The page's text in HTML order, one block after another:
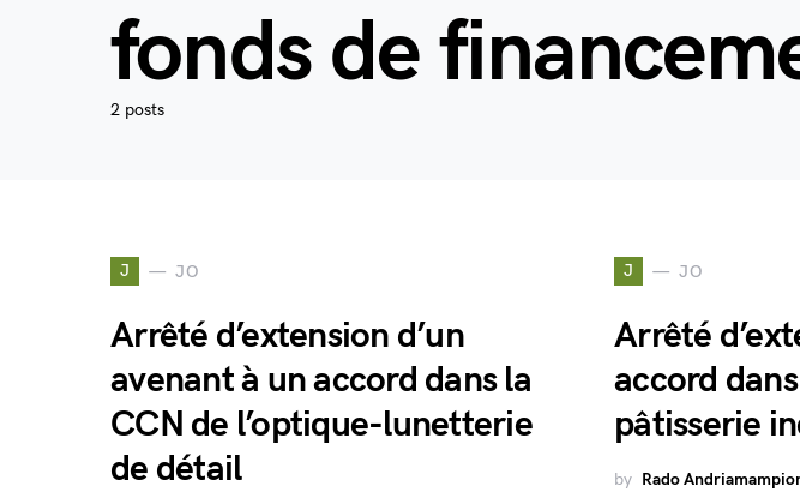
fonds de
2 posts
J JO
Arrêté d’extension d’un
avenant à un accord dans la
CCN de l’optique-lunetterie
de détail
J JO
Arrêté
accord
pâtisserie
by Rado